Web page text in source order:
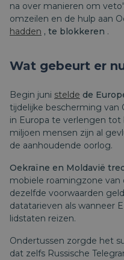
na over manieren om
omzeilen en de hulp aan
hadden , te blokkeren .
Wat gebeurt er
Begin juni stelde de
tijdelijke bescherming van
in Europa te verlengen tot
miljoen mensen zijn al
de aanhoudende oorlog.
Oekraïne en Moldavië
mobiele roamingzone van
dezelfde voorwaarden
datatarieven als wanneer
lidstaten reizen.
Ondertussen zorgde het
dat zelfs Russische